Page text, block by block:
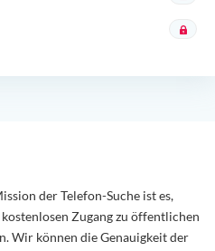
der Telefon-Suche ist es,
Zugang zu öffentlichen
Wir können die Genauigkeit der